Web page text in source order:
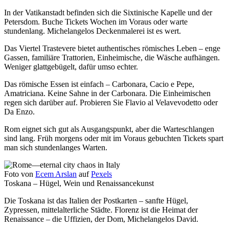
In der Vatikanstadt befinden sich die Sixtinische Kapelle und der
Petersdom. Buche Tickets Wochen im Voraus oder warte
stundenlang. Michelangelos Deckenmalerei ist es wert.
Das Viertel Trastevere bietet authentisches römisches Leben – enge
Gassen, familiäre Trattorien, Einheimische, die Wäsche aufhängen.
Weniger glattgebügelt, dafür umso echter.
Das römische Essen ist einfach – Carbonara, Cacio e Pepe,
Amatriciana. Keine Sahne in der Carbonara. Die Einheimischen
regen sich darüber auf. Probieren Sie Flavio al Velavevodetto oder
Da Enzo.
Rom eignet sich gut als Ausgangspunkt, aber die Warteschlangen
sind lang. Früh morgens oder mit im Voraus gebuchten Tickets spart
man sich stundenlanges Warten.
Foto von Ecem Arslan aufPexels
Toskana – Hügel, Wein und Renaissancekunst
Die Toskana ist das Italien der Postkarten – sanfte Hügel,
Zypressen, mittelalterliche Städte. Florenz ist die Heimat der
Renaissance – die Uffizien, der Dom, Michelangelos David.